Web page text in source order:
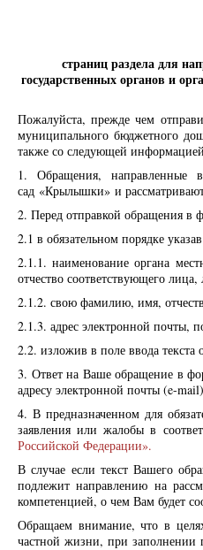
страниц раздела для
государственных органов и
Пожалуйста, прежде чем
муниципального бюджетного
также со следующей
1. Обращения, направленные
сад «Крылышки» и
2. Перед отправкой обращения в
2.1 в обязательном порядке
2.1.1. наименование органа
отчество соответствующего
2.1.2. свою фамилию, имя,
2.1.3. адрес электронной почты,
2.2. изложив в поле ввода
3. Ответ на Ваше обращение в
адресу электронной почты (e-
4. В предназначенном для
заявления или жалобы в
Российской Федерации».
В случае если текст Вашего
подлежит направлению на
компетенцией, о чем Вам будет
Обращаем внимание, что в
частной жизни, при заполнении